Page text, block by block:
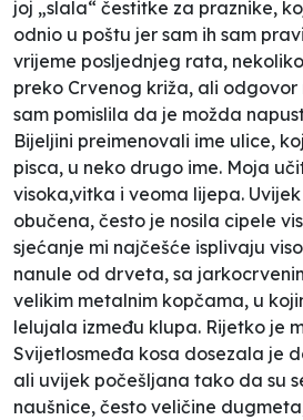
joj „slala“ čestitke za praznike,
odnio u poštu jer sam ih sam
vrijeme posljednjeg rata,
preko Crvenog križa, ali odgovor
sam pomislila da je možda
Bijeljini preimenovali ime ulice,
pisca, u neko drugo ime. Moja
visoka,vitka i veoma lijepa.
obučena, često je nosila cipele
sjećanje mi najčešće isplivaju
nanule od drveta, sa
velikim metalnim kopčama, u
lelujala između klupa. Rijetko je
Svijetlosmeđa kosa dosezala je
ali uvijek počešljana tako da su
naušnice, često veličine